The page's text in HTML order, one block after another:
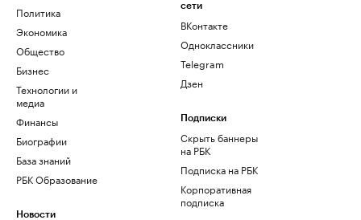
Политика
Экономика
Общество
Бизнес
Технологии и
медиа
Финансы
Биографии
База знаний
РБК Образование
Новости
сети
ВКонтакте
Одноклассники
Telegram
Дзен
Подписки
Скрыть баннеры
на РБК
Подписка на РБК
Корпоративная
подписка